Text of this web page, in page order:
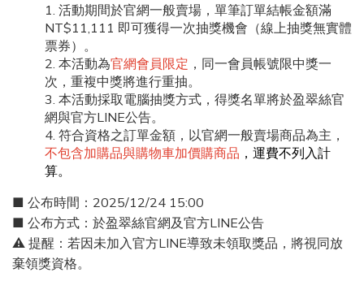
梳具。3. 選對衣物材質壓克力、尼龍、聚酯纖維衣物摩擦力強，最
容易起電。改穿棉質、絲質或羊毛混紡衣物能大幅減少靜電。4. 保
持空氣濕度台灣或國外都一樣，濕度過低是靜電主因。可在室內放
一杯水或加濕器，維持濕度約 50%。5. 避免過熱吹風高溫會破壞角
質層，導致更乾更電。建議使用中溫或具負離子功能的吹風機，減
少靜電與水分流失。出國更明顯！這些國家是靜電重災區若你打算
在冬天前往乾冷地區旅遊，靜電現象會更明顯。當地氣溫低、濕度
低、衣物材質偏毛料，都是頭髮起電的完美條件。區域代表城市靜
電特色🇨🇦 加拿大 / 🇺🇸 美國北部多倫多、芝加哥濕度低於 30%，
達 5 個月，毛料衣物摩擦頻繁🇯🇵 北海道 / 🇰🇷 首爾札幌、首爾室
內開暖氣、氣候乾冷，髮絲特別炸🇨🇭 瑞士 / 🇩🇪 德國南部慕尼
黑、蘇黎世高海拔乾冷，暖氣讓濕度更低結語｜靜電是頭髮在提醒
你靜電不是壞事，而是一種訊號——提醒你環境太乾、髮絲太渴、
活動期間於官網一般賣場，單筆訂單結帳金額滿
NT$11,111 即可獲得一次抽獎機會（線上抽獎無實體
票券）。
本活動為官網會員限定 ，同一會員帳號限中獎一
次，重複中獎將進行重抽。
本活動採取電腦抽獎方式，得獎名單將於盈翠絲官
網與官方LINE公告。
符合資格之訂單金額，以官網一般賣場商品為主，
不包含加購品與購物車加價購商品 ，運費不列入計
算。
■ 公布時間：2025/12/24 15:00
■ 公布方式：於盈翠絲官網及官方LINE公告
⚠️ 提醒：若因未加入官方LINE導致未領取獎品，將視同放
棄領獎資格。